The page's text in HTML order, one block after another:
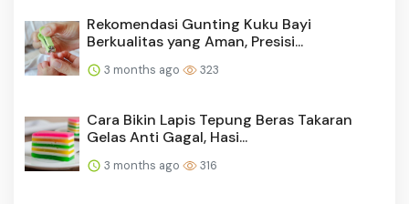
Rekomendasi Gunting Kuku Bayi
Berkualitas yang Aman, Presisi...
3 months ago 323
Cara Bikin Lapis Tepung Beras Takaran
Gelas Anti Gagal, Hasi...
3 months ago 316